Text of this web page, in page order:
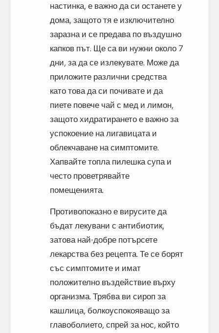
настинка, е важно да си останете у
дома, защото тя е изключително
заразна и се предава по въздушно
капков път. Ще са ви нужни около 7
дни, за да се излекувате. Може да
приложите различни средства
като това да си почивате и да
пиете повече чай с мед и лимон,
защото хидратирането е важно за
успокоение на лигавицата и
облекчаване на симптомите.
Хапвайте топла пилешка супа и
често проветрявайте
помещенията.
Противопоказно е вирусите да
бъдат лекувани с антибиотик,
затова най-добре потърсете
лекарства без рецепта. Те се борят
със симптомите и имат
положително въздействие върху
организма. Трябва ви сироп за
кашлица, болкоуспокояващо за
главоболието, спрей за нос, който